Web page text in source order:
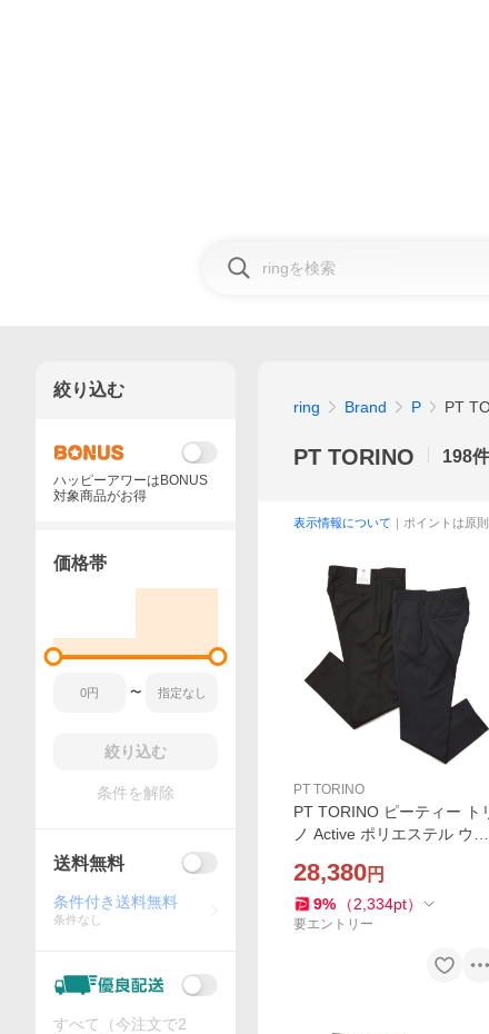
ring Brand P PT
PT TORINO 198件
表示情報について ｜ポイントは原
PT TORINO
PT TORINO ピーティー ト
ノ Active ポリエステル ウー
シャブル ノープリーツ パン
ツ EPSILON BACK ZIP
28,380円
9% （2,334pt）
要エントリー
絞り込む
ハッピーアワーはBONUS
対象商品がお得
価格帯
〜
絞り込む
条件を解除
送料無料
条件付き送料無料
条件なし
すべて（今注文で2